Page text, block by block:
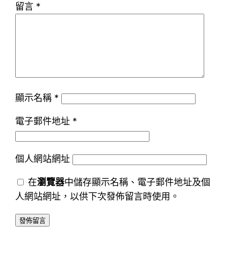
留言 *
顯示名稱 *
電子郵件地址 *
個人網站網址
在瀏覽器中儲存顯示名稱、電子郵件地址及個
人網站網址，以供下次發佈留言時使用。